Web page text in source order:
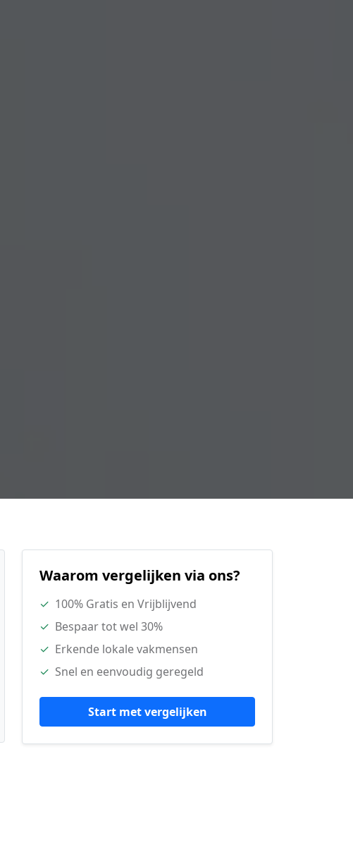
Waarom vergelijken via ons?
✓ 100% Gratis en Vrijblijvend
✓ Bespaar tot wel 30%
✓ Erkende lokale vakmensen
✓ Snel en eenvoudig geregeld
Start met vergelijken